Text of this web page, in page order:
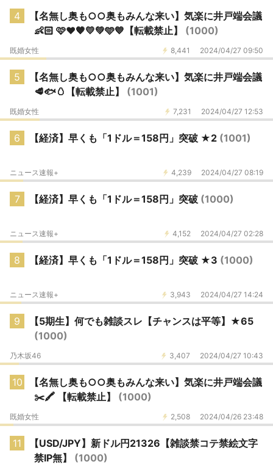
4
【名無し奥も○○奥もみんな来い】気楽に井戸端会議
👶🏻 🩷❤️🧡💛💚🩵💙【転載禁止】 (1000)
8,441 2024/04/27 09:50
既婚女性
5
【名無し奥も○○奥もみんな来い】気楽に井戸端会議
🥩🐟🥚【転載禁止】 (1001)
7,231 2024/04/27 12:53
既婚女性
6 【経済】早くも「1ドル＝158円」突破 ★2 (1001)
4,239 2024/04/27 08:19
ニュース速報+
7 【経済】早くも「1ドル＝158円」突破 (1000)
4,152 2024/04/27 02:28
ニュース速報+
8 【経済】早くも「1ドル＝158円」突破 ★3 (1000)
3,943 2024/04/27 14:24
ニュース速報+
9
【5期生】何でも雑談スレ【チャンスは平等】★65
(1000)
3,407 2024/04/27 10:43
乃木坂46
10
【名無し奥も○○奥もみんな来い】気楽に井戸端会議
✂️🖍️ 【転載禁止】 (1000)
2,508 2024/04/26 23:48
既婚女性
11
【USD/JPY】新ドル円21326【雑談禁コテ禁絵文字
禁IP無】 (1000)